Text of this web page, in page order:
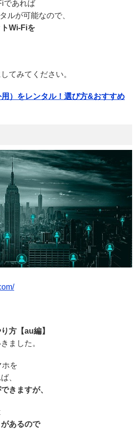
であれば
ルが可能なので、
Wi-Fiを
てみてください。
）をレンタル！選び方&おすすめ
方【au編】
ました。
ホを
、
きますが、
あるので